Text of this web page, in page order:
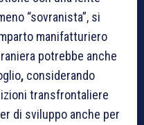
“sovranista”, si
manifatturiero
potrebbe anche
, considerando
transfrontaliere
di sviluppo anche per